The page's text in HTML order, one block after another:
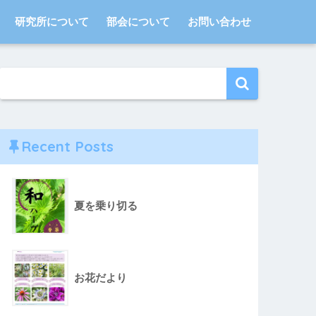
研究所について 部会について お問い合わせ
Recent Posts
夏を乗り切る
お花だより